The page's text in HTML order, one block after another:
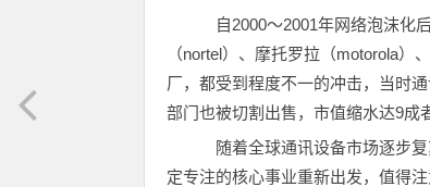
自2000～2001年网络泡沫化
（nortel）、摩托罗拉（motorola
厂，都受到程度不一的冲击，当时
部门也被切割出售，市值缩水达9成
随着全球通讯设备市场逐步
定专注的核心事业重新出发，值得